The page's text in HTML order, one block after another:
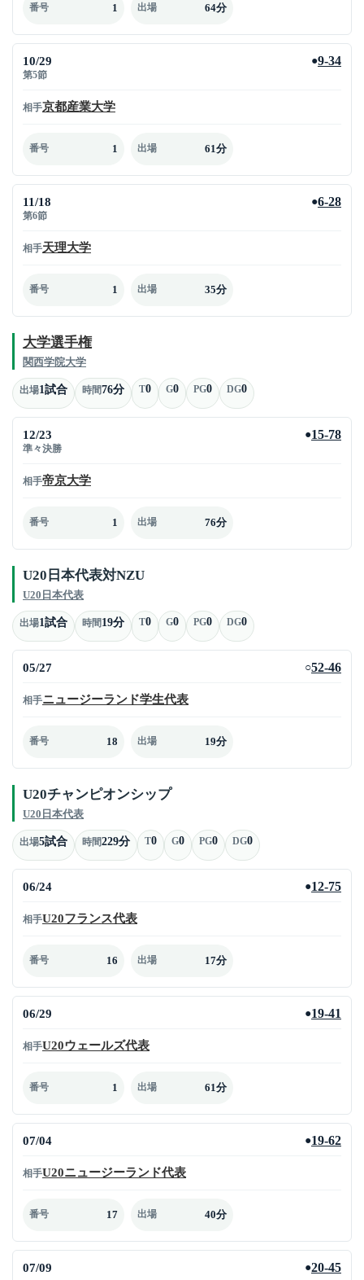
番号 1 出場 64分
10/29
第5節
●9-34
相手京都産業大学
番号 1 出場 61分
11/18
第6節
●6-28
相手天理大学
番号 1 出場 35分
大学選手権
関西学院大学
出場1試合 時間76分 T0 G0 PG0 DG0
12/23
準々決勝
●15-78
相手帝京大学
番号 1 出場 76分
U20日本代表対NZU
U20日本代表
出場1試合 時間19分 T0 G0 PG0 DG0
05/27 ○52-46
相手ニュージーランド学生代表
番号 18 出場 19分
U20チャンピオンシップ
U20日本代表
出場5試合 時間229分 T0 G0 PG0 DG0
06/24 ●12-75
相手U20フランス代表
番号 16 出場 17分
06/29 ●19-41
相手U20ウェールズ代表
番号 1 出場 61分
07/04 ●19-62
相手U20ニュージーランド代表
番号 17 出場 40分
07/09 ●20-45